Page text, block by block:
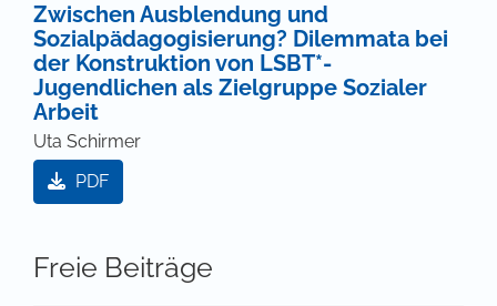
Zwischen Ausblendung und
Sozialpädagogisierung? Dilemmata bei
der Konstruktion von LSBT*-
Jugendlichen als Zielgruppe Sozialer
Arbeit
Uta Schirmer
PDF
Freie Beiträge